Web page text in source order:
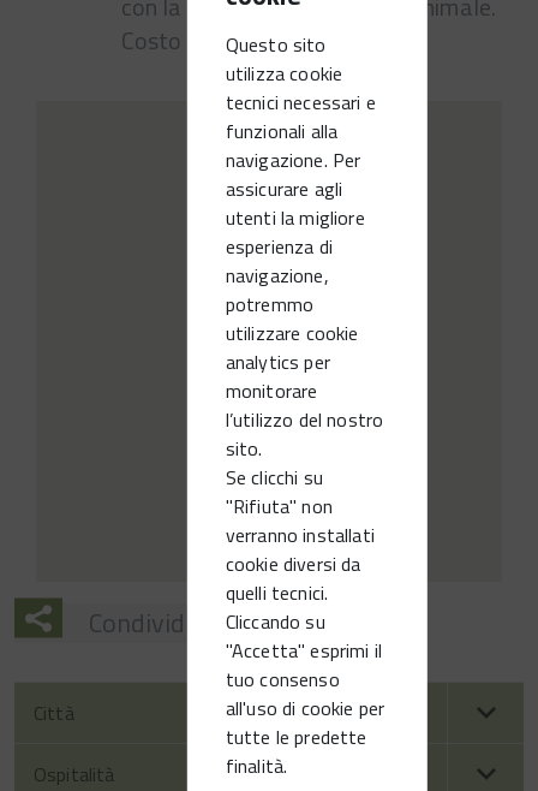
Questo sito
utilizza cookie
tecnici necessari e
funzionali alla
navigazione. Per
assicurare agli
utenti la migliore
esperienza di
navigazione,
potremmo
utilizzare cookie
analytics per
monitorare
l’utilizzo del nostro
sito.
Se clicchi su
"Rifiuta" non
verranno installati
cookie diversi da
quelli tecnici.
Cliccando su
"Accetta" esprimi il
tuo consenso
all'uso di cookie per
tutte le predette
finalità.
Costo € 15 adulto + bambino.
Condividi
Città
Ospitalità